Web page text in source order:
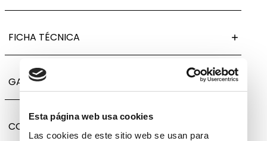
Esta página web usa cookies
Las cookies de este sitio web se usan para
FICHA TÉCNICA
GARANTÍA, CAMBIOS Y DEVOLUCIONES
COMPARTIR